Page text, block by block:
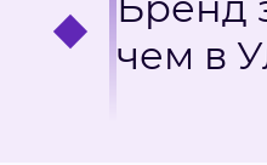
чем в